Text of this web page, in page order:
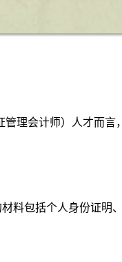
理会计师）人才而
料包括个人身份证